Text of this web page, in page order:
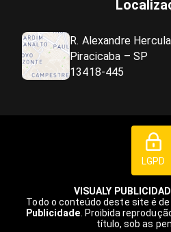
R. Alexandre
Piracicaba – SP
13418-445
LGPD
VISUALY
Todo o conteúdo deste site é
Publicidade . Proibida
título, sob as